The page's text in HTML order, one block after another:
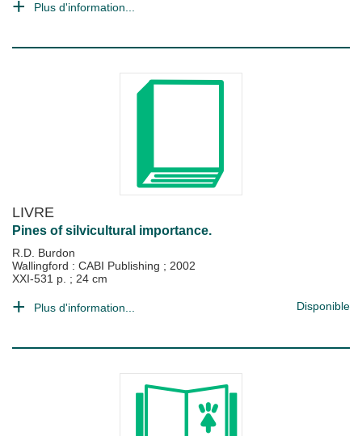
Plus d'information...
LIVRE
Pines of silvicultural importance.
R.D. Burdon
Wallingford : CABI Publishing ; 2002
XXI-531 p. ; 24 cm
Plus d'information... Disponible